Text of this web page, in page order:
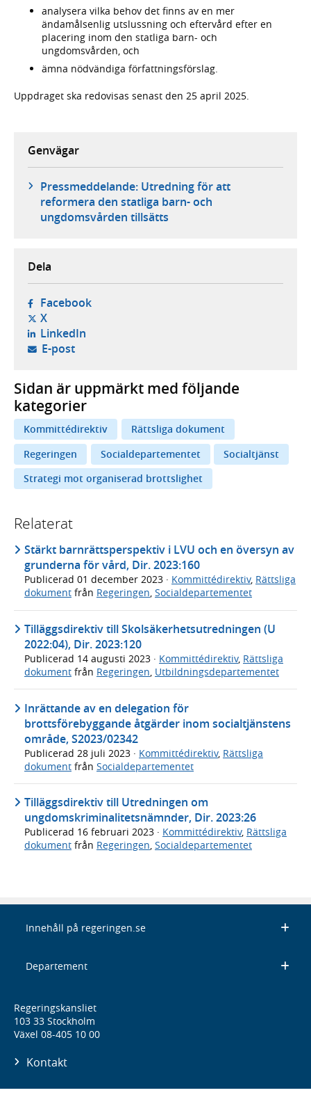
analysera vilka behov det finns av en mer
ändamålsenlig utslussning och eftervård efter en
placering inom den statliga barn- och
ungdomsvården, och
ämna nödvändiga författningsförslag.
Uppdraget ska redovisas senast den 25 april 2025.
Genvägar
Pressmeddelande: Utredning för att
reformera den statliga barn- och
ungdomsvården tillsätts
Dela
Facebook- öppnas i ny flik, extern webbplats,
X- öppnas i ny flik, extern webbplats,
LinkedIn- öppnas i ny flik, extern webbplats,
E-post- öppnar din e-postklient,
Sidan är uppmärkt med följande
kategorier
Kommittédirektiv
Rättsliga dokument
Regeringen
Socialdepartementet
Socialtjänst
Strategi mot organiserad brottslighet
Relaterat
Stärkt barnrättsperspektiv i LVU och en översyn av
grunderna för vård, Dir. 2023:160
Publicerad 01 december 2023 · Kommittédirektiv, Rättsliga
dokument från Regeringen, Socialdepartementet
Tilläggsdirektiv till Skolsäkerhetsutredningen (U
2022:04), Dir. 2023:120
Publicerad 14 augusti 2023 · Kommittédirektiv, Rättsliga
dokument från Regeringen, Utbildningsdepartementet
Inrättande av en delegation för
brottsförebyggande åtgärder inom socialtjänstens
område, S2023/02342
Publicerad 28 juli 2023 · Kommittédirektiv, Rättsliga
dokument från Socialdepartementet
Tilläggsdirektiv till Utredningen om
ungdomskriminalitetsnämnder, Dir. 2023:26
Publicerad 16 februari 2023 · Kommittédirektiv, Rättsliga
dokument från Regeringen, Socialdepartementet
Innehåll på regeringen.se
Departement
Regeringskansliet
103 33 Stockholm
Växel 08-405 10 00
Kontakt